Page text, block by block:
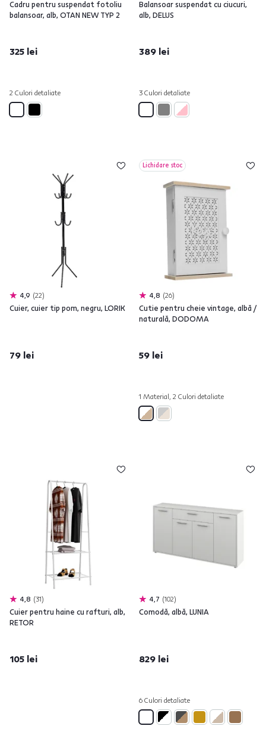
Cadru pentru suspendat fotoliu
balansoar, alb, OTAN NEW TYP 2
325 lei
2 Culori detaliate
Balansoar suspendat cu ciucuri,
alb, DELUS
389 lei
3 Culori detaliate
4,9 22
Cuier, cuier tip pom, negru, LORIK
79 lei
Lichidare stoc
4,8 26
Cutie pentru cheie vintage, albă /
naturală, DODOMA
59 lei
1 Material, 2 Culori detaliate
4,8 31
Cuier pentru haine cu rafturi, alb,
RETOR
105 lei
4,7 102
Comodă, albă, LUNIA
829 lei
6 Culori detaliate